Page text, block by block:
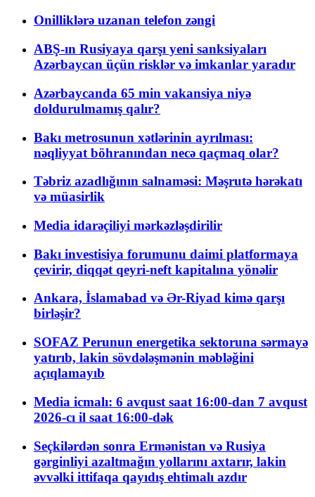
Onilliklərə uzanan telefon zəngi
ABŞ-ın Rusiyaya qarşı yeni sanksiyaları
Azərbaycan üçün risklər və imkanlar yaradır
Azərbaycanda 65 min vakansiya niyə
doldurulmamış qalır?
Bakı metrosunun xətlərinin ayrılması:
nəqliyyat böhranından necə qaçmaq olar?
Təbriz azadlığının salnaməsi: Məşrutə hərəkatı
və müasirlik
Media idarəçiliyi mərkəzləşdirilir
Bakı investisiya forumunu daimi platformaya
çevirir, diqqət qeyri-neft kapitalına yönəlir
Ankara, İslamabad və Ər-Riyad kimə qarşı
birləşir?
SOFAZ Perunun energetika sektoruna sərmayə
yatırıb, lakin sövdələşmənin məbləğini
açıqlamayıb
Media icmalı: 6 avqust saat 16:00-dan 7 avqust
2026-cı il saat 16:00-dək
Seçkilərdən sonra Ermənistan və Rusiya
gərginliyi azaltmağın yollarını axtarır, lakin
əvvəlki ittifaqa qayıdış ehtimalı azdır